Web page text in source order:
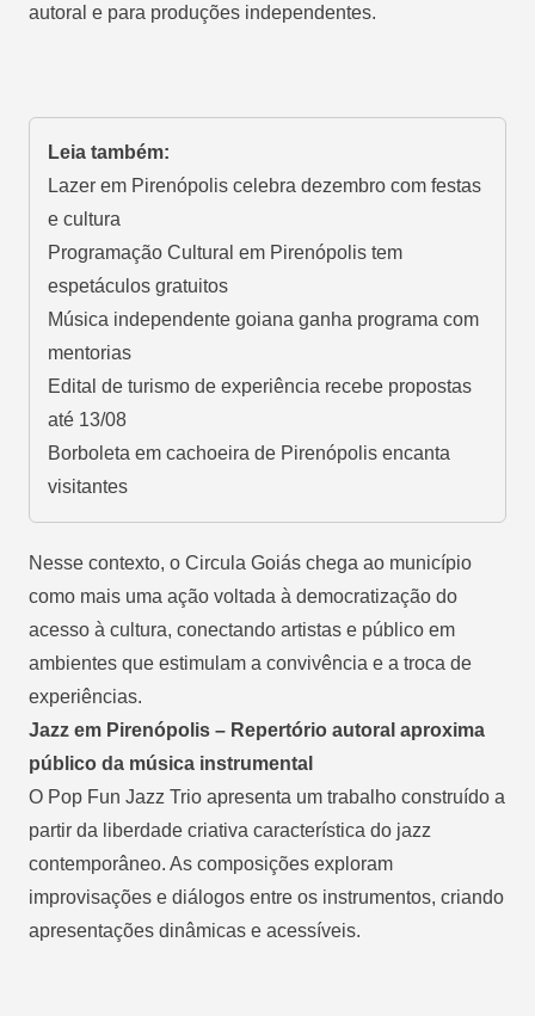
autoral e para produções independentes.
Leia também:
Lazer em Pirenópolis celebra dezembro com festas
e cultura
Programação Cultural em Pirenópolis tem
espetáculos gratuitos
Música independente goiana ganha programa com
mentorias
Edital de turismo de experiência recebe propostas
até 13/08
Borboleta em cachoeira de Pirenópolis encanta
visitantes
Nesse contexto, o Circula Goiás chega ao município
como mais uma ação voltada à democratização do
acesso à cultura, conectando artistas e público em
ambientes que estimulam a convivência e a troca de
experiências.
Jazz em Pirenópolis – Repertório autoral aproxima
público da música instrumental
O Pop Fun Jazz Trio apresenta um trabalho construído a
partir da liberdade criativa característica do jazz
contemporâneo. As composições exploram
improvisações e diálogos entre os instrumentos, criando
apresentações dinâmicas e acessíveis.